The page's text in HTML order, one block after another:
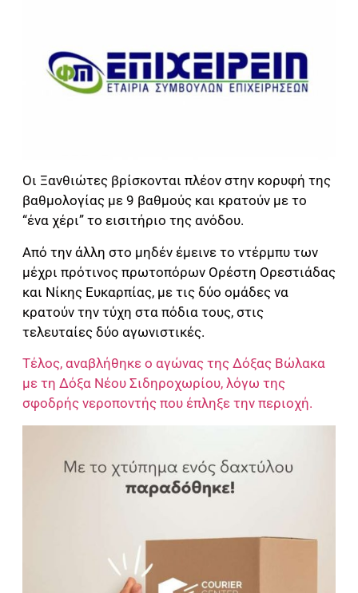
Οι Ξανθιώτες βρίσκονται πλέον στην κορυφή της
βαθμολογίας με 9 βαθμούς και κρατούν με το
“ένα χέρι” το εισιτήριο της ανόδου.
Από την άλλη στο μηδέν έμεινε το ντέρμπυ των
μέχρι πρότινος πρωτοπόρων Ορέστη Ορεστιάδας
και Νίκης Ευκαρπίας, με τις δύο ομάδες να
κρατούν την τύχη στα πόδια τους, στις
τελευταίες δύο αγωνιστικές.
Τέλος, αναβλήθηκε ο αγώνας της Δόξας Βώλακα
με τη Δόξα Νέου Σιδηροχωρίου, λόγω της
σφοδρής νεροποντής που έπληξε την περιοχή.